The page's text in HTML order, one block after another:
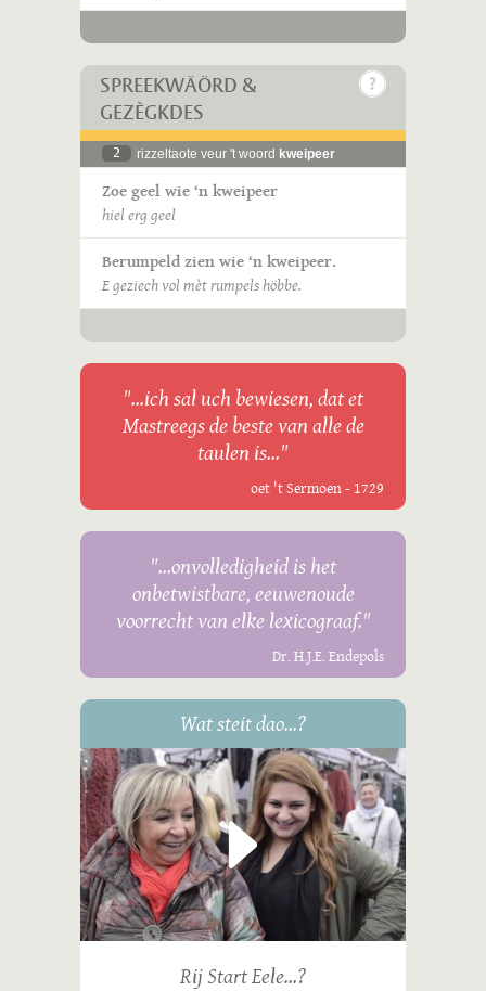
SPREEKWÄÖRD &
GEZÈGKDES
2 rizzeltaote veur 't woord kweipeer
Zoe geel wie ‘n kweipeer
hiel erg geel
Berumpeld zien wie ‘n kweipeer.
E geziech vol mèt rumpels höbbe.
"...ich sal uch bewiesen, dat et
Mastreegs de beste van alle de
taulen is..."
oet 't Sermoen - 1729
"...onvolledigheid is het
onbetwistbare, eeuwenoude
voorrecht van elke lexicograaf."
Dr. H.J.E. Endepols
Wat steit dao...?
Rij Start Eele...?